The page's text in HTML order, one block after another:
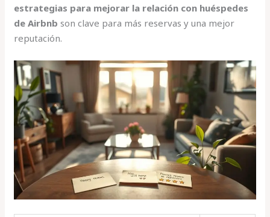
estrategias para mejorar la relación con huéspedes
de Airbnb son clave para más reservas y una mejor
reputación.